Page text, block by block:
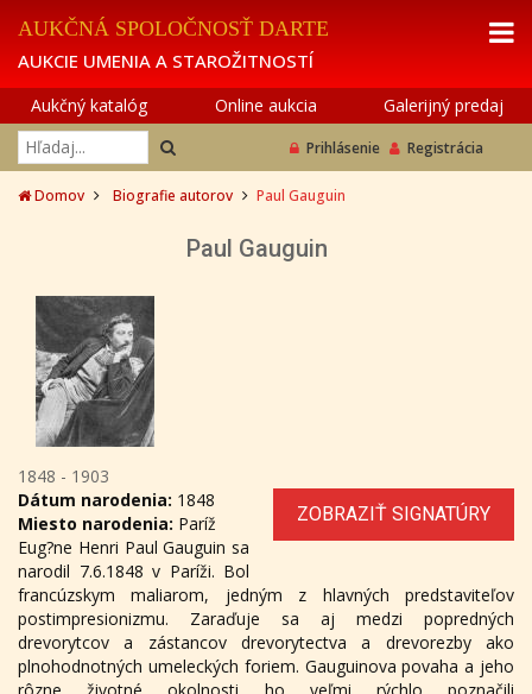
AUKČNÁ SPOLOČNOSŤ DARTE
AUKCIE UMENIA A STAROŽITNOSTÍ
Aukčný katalóg Online aukcia Galerijný predaj
Prihlásenie Registrácia
Domov Biografie autorov Paul Gauguin
Paul Gauguin
1848 - 1903
ZOBRAZIŤ SIGNATÚRY
Dátum narodenia: 1848
Miesto narodenia: Paríž
Eug?ne Henri Paul Gauguin sa
narodil 7.6.1848 v Paríži. Bol
francúzskym maliarom, jedným z hlavných predstaviteľov
postimpresionizmu. Zaraďuje sa aj medzi popredných
drevorytcov a zástancov drevorytectva a drevorezby ako
plnohodnotných umeleckých foriem. Gauguinova povaha a jeho